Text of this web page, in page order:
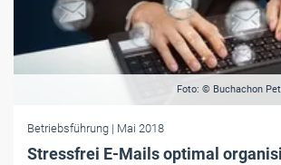
Foto: © Buchachon
Betriebsführung | Mai 2018
Stressfrei E-Mails optimal